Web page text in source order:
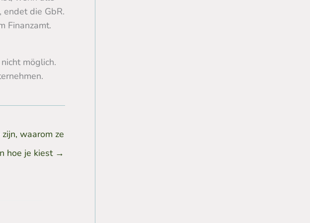
die GbR.
Finanzamt.
möglich.
waarom ze
hoe je kiest →